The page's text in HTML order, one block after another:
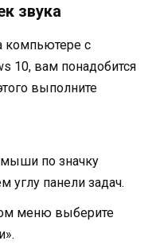
звука
компьютере с
10, вам понадобится
выполните
по значку
углу панели задач.
меню выберите